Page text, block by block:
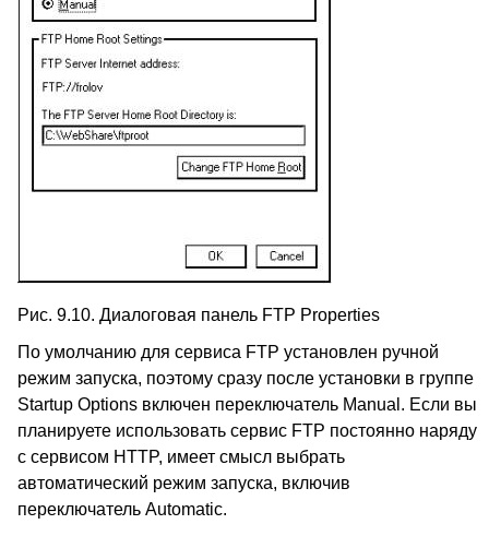
Рис. 9.10. Диалоговая панель FTP Properties
По умолчанию для сервиса FTP установлен ручной
режим запуска, поэтому сразу после установки в группе
Startup Options включен переключатель Manual. Если вы
планируете использовать сервис FTP постоянно наряду
с сервисом HTTP, имеет смысл выбрать
автоматический режим запуска, включив
переключатель Automatic.